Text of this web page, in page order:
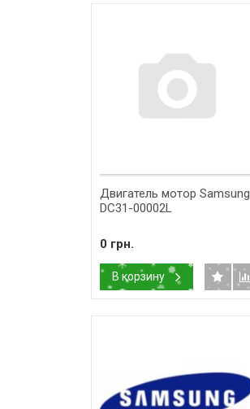
Двигатель мотор Samsung
DC31-00002L
0 грн.
В корзину